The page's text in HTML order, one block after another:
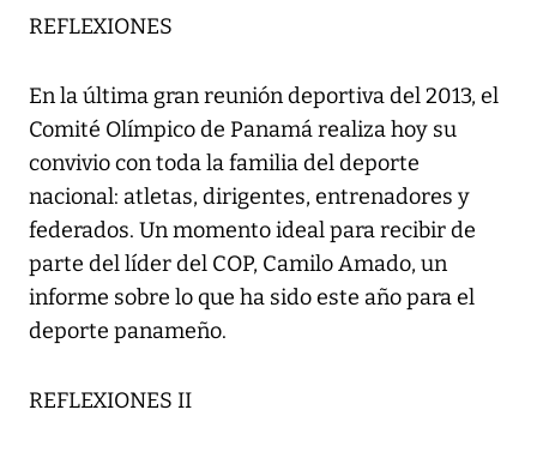
REFLEXIONES
En la última gran reunión deportiva del 2013, el
Comité Olímpico de Panamá realiza hoy su
convivio con toda la familia del deporte
nacional: atletas, dirigentes, entrenadores y
federados. Un momento ideal para recibir de
parte del líder del COP, Camilo Amado, un
informe sobre lo que ha sido este año para el
deporte panameño.
REFLEXIONES II